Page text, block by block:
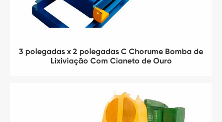
3 polegadas x 2 polegadas C Chorume Bomba de
Lixiviação Com Cianeto de Ouro